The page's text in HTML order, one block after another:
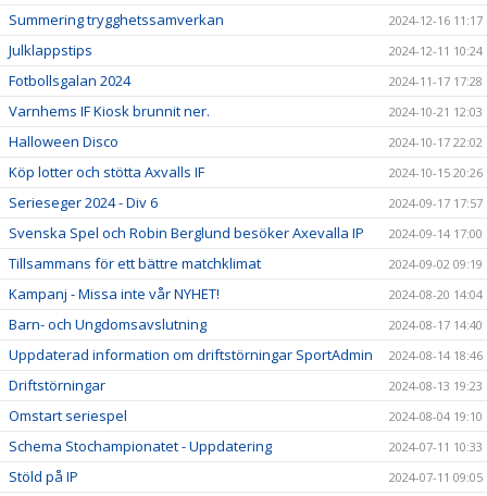
Summering trygghetssamverkan 2024-12-16 11:17
Julklappstips 2024-12-11 10:24
Fotbollsgalan 2024 2024-11-17 17:28
Varnhems IF Kiosk brunnit ner. 2024-10-21 12:03
Halloween Disco 2024-10-17 22:02
Köp lotter och stötta Axvalls IF 2024-10-15 20:26
Serieseger 2024 - Div 6 2024-09-17 17:57
Svenska Spel och Robin Berglund besöker Axevalla IP 2024-09-14 17:00
Tillsammans för ett bättre matchklimat 2024-09-02 09:19
Kampanj - Missa inte vår NYHET! 2024-08-20 14:04
Barn- och Ungdomsavslutning 2024-08-17 14:40
Uppdaterad information om driftstörningar SportAdmin 2024-08-14 18:46
Driftstörningar 2024-08-13 19:23
Omstart seriespel 2024-08-04 19:10
Schema Stochampionatet - Uppdatering 2024-07-11 10:33
Stöld på IP 2024-07-11 09:05